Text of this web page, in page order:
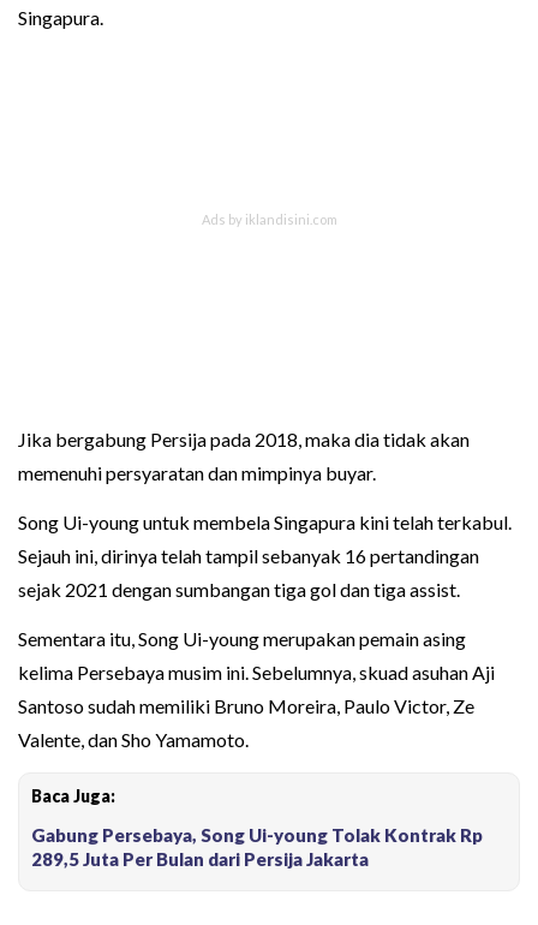
Singapura.
Jika bergabung Persija pada 2018, maka dia tidak akan
memenuhi persyaratan dan mimpinya buyar.
Song Ui-young untuk membela Singapura kini telah terkabul.
Sejauh ini, dirinya telah tampil sebanyak 16 pertandingan
sejak 2021 dengan sumbangan tiga gol dan tiga assist.
Sementara itu, Song Ui-young merupakan pemain asing
kelima Persebaya musim ini. Sebelumnya, skuad asuhan Aji
Santoso sudah memiliki Bruno Moreira, Paulo Victor, Ze
Valente, dan Sho Yamamoto.
Baca Juga:
Gabung Persebaya, Song Ui-young Tolak Kontrak Rp
289,5 Juta Per Bulan dari Persija Jakarta